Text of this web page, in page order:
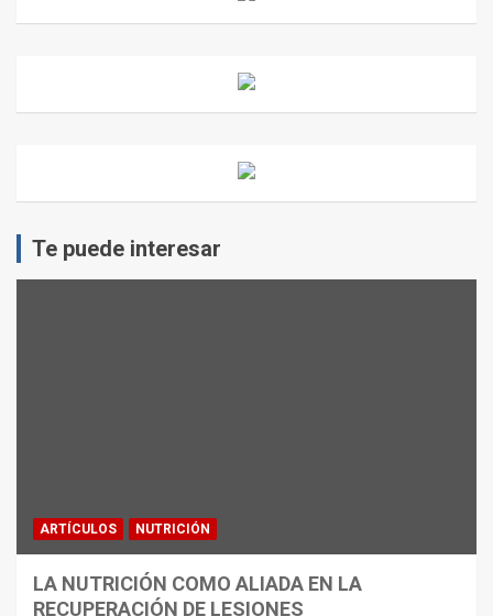
Te puede interesar
ARTÍCULOS NUTRICIÓN
LA NUTRICIÓN COMO ALIADA EN LA
RECUPERACIÓN DE LESIONES